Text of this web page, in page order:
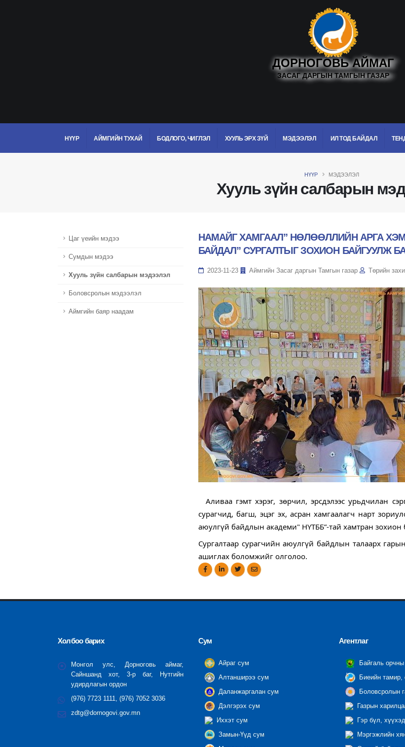
ДОРНОГОВЬ АЙМАГ
ЗАСАГ ДАРГЫН ТАМГЫН ГАЗАР
НҮҮР АЙМГИЙН ТУХАЙ БОДЛОГО, ЧИГЛЭЛ ХУУЛЬ ЭРХ ЗҮЙ МЭДЭЭЛЭЛ ИЛ ТОД БАЙДАЛ
Хууль зүйн салбарын
НҮҮР МЭДЭЭЛЭЛ
Цаг үеийн мэдээ
Сумдын мэдээ
Хууль зүйн салбарын мэдээлэл
Боловсролын мэдээлэл
Аймгийн баяр наадам
НАМАЙГ ХАМГААЛ” НӨЛӨӨЛЛИЙН АРГА
БАЙДАЛ” СУРГАЛТЫГ ЗОХИОН БАЙГУУЛЖ
2023-11-23 Аймгийн Засаг даргын Тамгын газар Төрийн
Аливаа гэмт хэрэг, зөрчил, эрсдэлээс урьдчилан
сурагчид, багш, эцэг эх, асран хамгаалагч нарт
аюулгүй байдлын академи" НҮТББ”-тай хамтран зохион
Сургалтаар сурагчийн аюулгүй байдлын талаарх
ашиглах боломжийг олголоо.
Холбоо барих
Монгол улс, Дорноговь аймаг,
Сайншанд хот, 3-р баг, Нутгийн
удирдлагын ордон
(976) 7723 1111, (976) 7052 3036
zdtg@dornogovi.gov.mn
Сум
Айраг сум
Алтанширээ сум
Даланжаргалан сум
Дэлгэрэх сум
Иххэт сум
Замын-Үүд сум
Агентлаг
Байгаль орчны
Биеийн тамир,
Боловсролын
Газрын
Гэр бүл,
Мэргэжлийн